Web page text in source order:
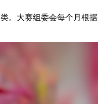
大赛组委会每个月根